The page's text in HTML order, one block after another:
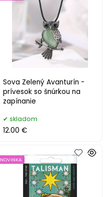
Sova Zelený Avanturín -
prívesok so šnúrkou na
zapínanie
skladom
12.00 €
NOVINKA